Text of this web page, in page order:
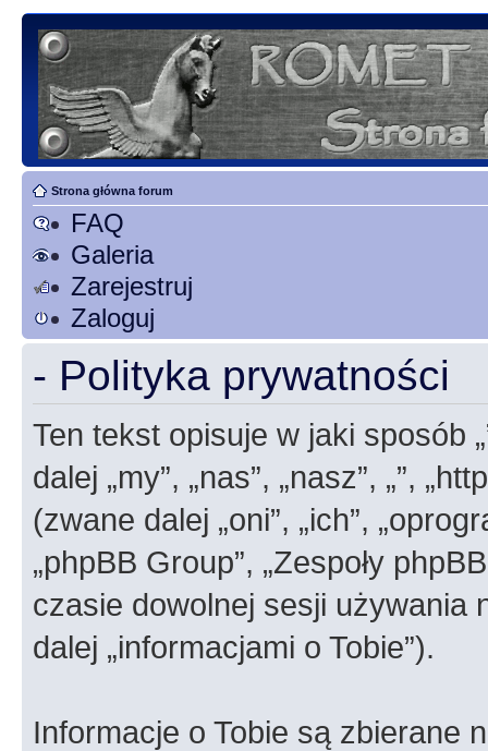
Strona główna forum
FAQ
Galeria
Zarejestruj
Zaloguj
- Polityka prywatności
Ten tekst opisuje w jaki sposób
dalej „my”, „nas”, „nasz”, „”,
(zwane dalej „oni”, „ich”,
„phpBB Group”, „Zespoły
czasie dowolnej sesji używania
dalej „informacjami o Tobie”).
Informacje o Tobie są zbierane